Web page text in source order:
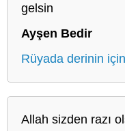
gelsin
Ayşen Bedir
Rüyada derinin
Allah sizden razı